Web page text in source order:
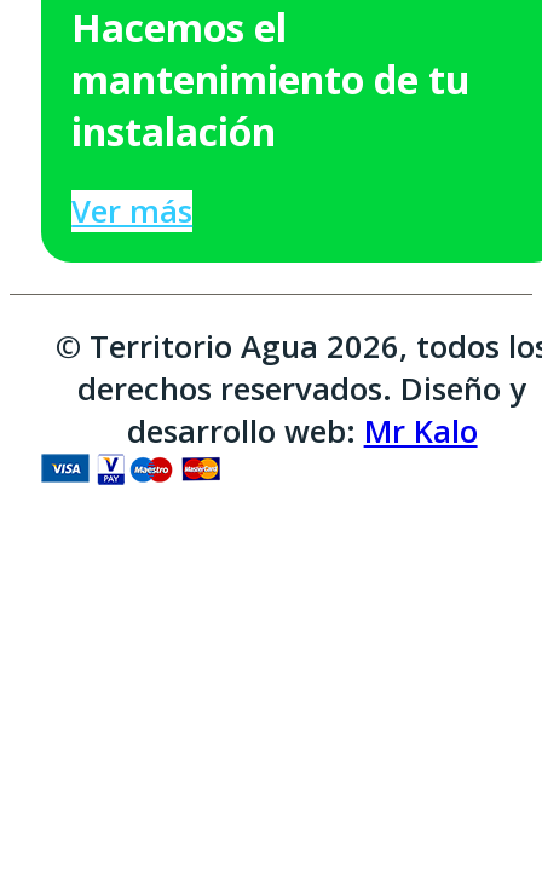
Hacemos el
mantenimiento de tu
instalación
Ver más
© Territorio Agua 2026, todos
derechos reservados. Diseño y
desarrollo web: Mr Kalo